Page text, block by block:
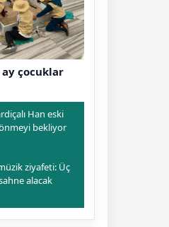
ay çocuklar
Han eski
bekliyor
ziyafeti: Üç
alacak